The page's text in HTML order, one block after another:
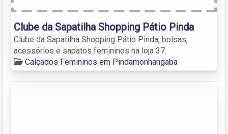
Clube da Sapatilha Shopping Pátio Pinda
Clube da Sapatilha Shopping Pátio Pinda, bolsas,
acessórios e sapatos femininos na loja 37.
Calçados Femininos em Pindamonhangaba